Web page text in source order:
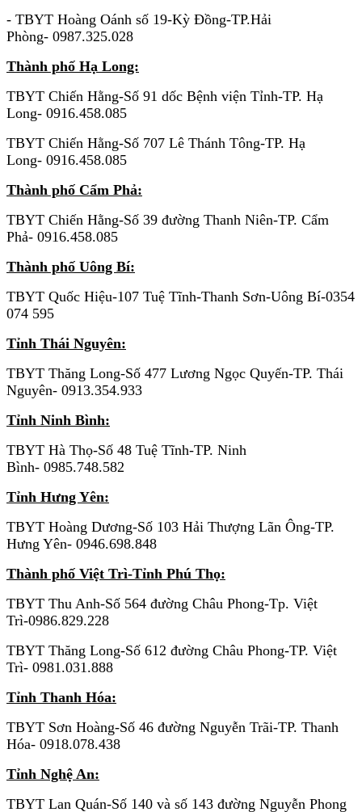
- TBYT Hoàng Oánh số 19-Kỳ Đồng-TP.Hải
Phòng- 0987.325.028
Thành phố Hạ Long:
TBYT Chiến Hằng-Số 91 dốc Bệnh viện Tỉnh-TP. Hạ
Long- 0916.458.085
TBYT Chiến Hằng-Số 707 Lê Thánh Tông-TP. Hạ
Long- 0916.458.085
Thành phố Cẩm Phả:
TBYT Chiến Hằng-Số 39 đường Thanh Niên-TP. Cẩm
Phả- 0916.458.085
Thành phố Uông Bí:
TBYT Quốc Hiệu-107 Tuệ Tĩnh-Thanh Sơn-Uông Bí-0354
074 595
Tỉnh Thái Nguyên:
TBYT Thăng Long-Số 477 Lương Ngọc Quyến-TP. Thái
Nguyên- 0913.354.933
Tỉnh Ninh Bình:
TBYT Hà Thọ-Số 48 Tuệ Tĩnh-TP. Ninh
Bình- 0985.748.582
Tỉnh Hưng Yên:
TBYT Hoàng Dương-Số 103 Hải Thượng Lãn Ông-TP.
Hưng Yên- 0946.698.848
Thành phố Việt Trì-Tỉnh Phú Thọ:
TBYT Thu Anh-Số 564 đường Châu Phong-Tp. Việt
Trì-0986.829.228
TBYT Thăng Long-Số 612 đường Châu Phong-TP. Việt
Trì- 0981.031.888
Tỉnh Thanh Hóa:
TBYT Sơn Hoàng-Số 46 đường Nguyễn Trãi-TP. Thanh
Hóa- 0918.078.438
Tỉnh Nghệ An:
TBYT Lan Quán-Số 140 và số 143 đường Nguyễn Phong